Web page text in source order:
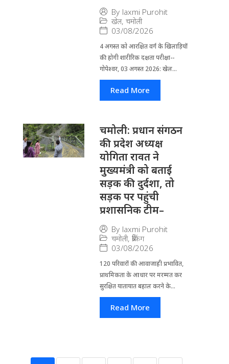
By laxmi Purohit
खेल, चमोली
03/08/2026
4 अगस्त को आरक्षित वर्ग के खिलाड़ियों
की होगी शारीरिक दक्षता परीक्षा--
गोपेश्वर, 03 अगस्त 2026: खेल...
Read More
चमोली: प्रधान संगठन
की प्रदेश अध्यक्ष
योगिता रावत ने
मुख्यमंत्री को बताई
सड़क की दुर्दशा, तो
सड़क पर पहुंची
प्रशासनिक टीम–
By laxmi Purohit
चमोली, ब्रेकिंग
03/08/2026
120 परिवारों की आवाजाही प्रभावित,
प्राथमिकता के आधार पर मरम्मत कर
सुरक्षित यातायात बहाल करने के...
Read More